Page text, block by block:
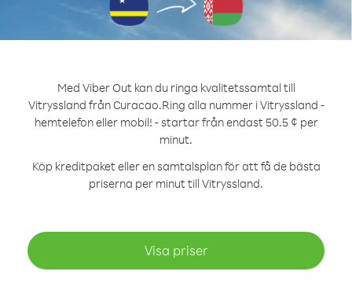
Med Viber Out kan du ringa kvalitetssamtal till
Vitryssland från Curacao.Ring alla nummer i Vitryssland -
hemtelefon eller mobil! - startar från endast 50.5 ¢ per
minut.
Köp kreditpaket eller en samtalsplan för att få de bästa
priserna per minut till Vitryssland.
Visa priser